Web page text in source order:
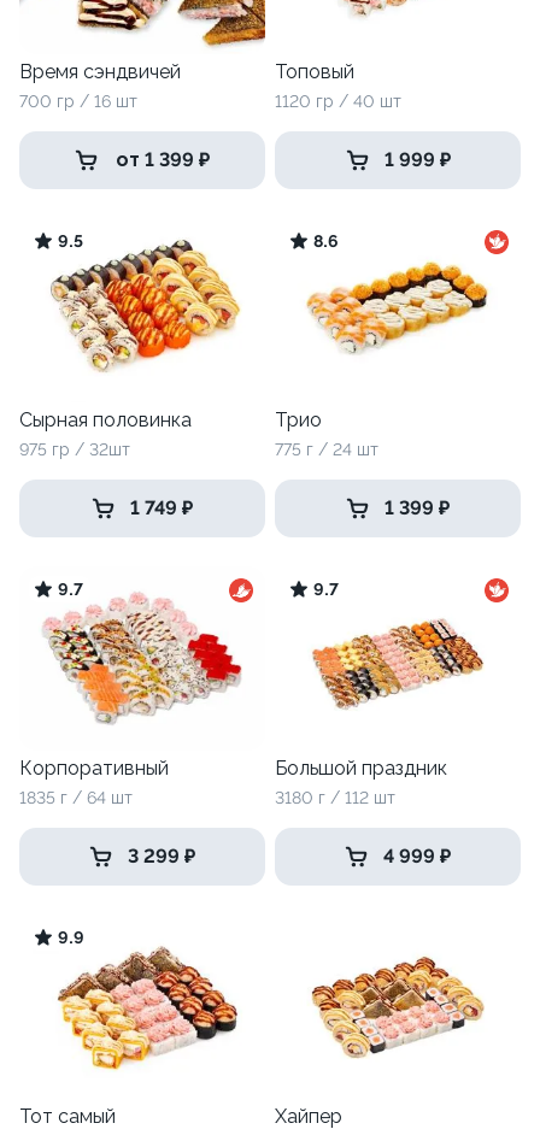
Время сэндвичей
700 гр / 16 шт
от 1 399 ₽
Топовый
1120 гр / 40 шт
1 999 ₽
9.5
Сырная половинка
975 гр / 32шт
1 749 ₽
8.6
Трио
775 г / 24 шт
1 399 ₽
9.7
Корпоративный
1835 г / 64 шт
3 299 ₽
9.7
Большой праздник
3180 г / 112 шт
4 999 ₽
9.9
Тот самый Хайпер